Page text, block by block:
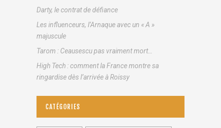
Darty, le contrat de défiance
Les influenceurs, l’Arnaque avec un « A »
majuscule
Tarom : Ceausescu pas vraiment mort…
High Tech : comment la France montre sa
ringardise dès l’arrivée à Roissy
CATÉGORIES